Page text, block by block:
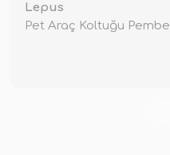
Lepus
Pet Araç Koltuğu Pembe